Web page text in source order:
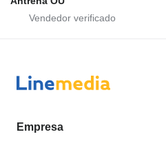
Empresa